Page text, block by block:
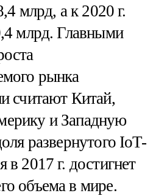
млрд, а к 2020 г.
млрд. Главными
рынка
считают Китай,
и Западную
развернутого IoT-
в 2017 г. достигнет
объема в мире.